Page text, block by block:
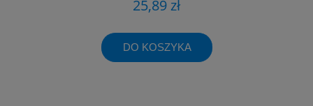
25,89 zł
DO KOSZYKA